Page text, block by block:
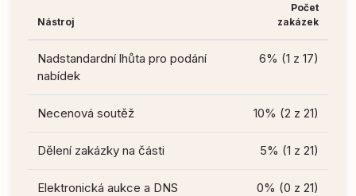
Nástroj
Počet
zakázek
Nadstandardní lhůta pro podání
nabídek
6% (1 z 17)
Necenová soutěž 10% (2 z 21)
Dělení zakázky na části 5% (1 z 21)
Elektronická aukce a DNS 0% (0 z 21)